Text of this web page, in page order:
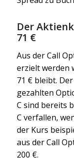
Der
71 €
Aus der Call
erzielt werden
71 € bleibt.
gezahlten
C sind bereits
C verfallen,
der Kurs
aus der Call
200 €.